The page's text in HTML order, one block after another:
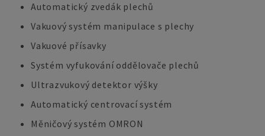
Automatický zvedák plechů
Vakuový systém manipulace s plechy
Vakuové přísavky
Systém vyfukování oddělovače plechů
Ultrazvukový detektor výšky
Automatický centrovací systém
Měničový systém OMRON